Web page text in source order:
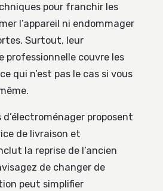
pour franchir les
l’appareil ni endommager
Surtout, leur
professionnelle couvre les
qui n’est pas le cas si vous
proposent
de livraison et
la reprise de l’ancien
de changer de
peut simplifier